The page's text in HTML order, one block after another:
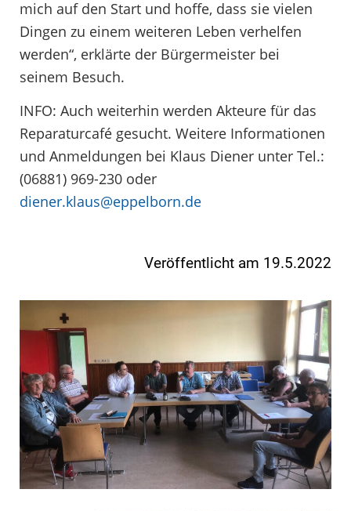
mich auf den Start und hoffe, dass sie vielen
Dingen zu einem weiteren Leben verhelfen
werden“, erklärte der Bürgermeister bei
seinem Besuch.
INFO: Auch weiterhin werden Akteure für das
Reparaturcafé gesucht. Weitere Informationen
und Anmeldungen bei Klaus Diener unter Tel.:
(06881) 969-230 oder
diener.klaus@eppelborn.de
Veröffentlicht am 19.5.2022